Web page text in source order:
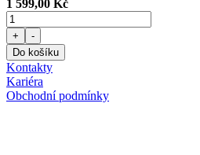
1 599,00 Kč
+
-
Do košíku
Kontakty
Kariéra
Obchodní podmínky